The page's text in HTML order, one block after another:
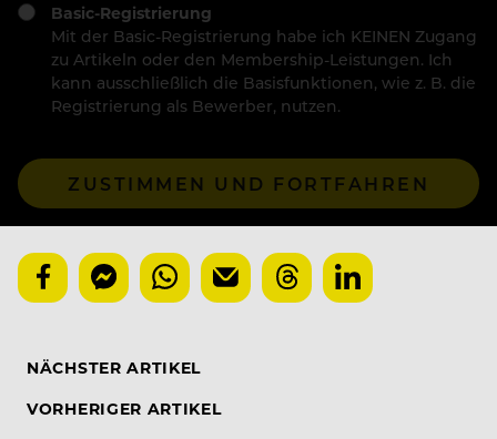
Basic-Registrierung
Mit der Basic-Registrierung habe ich KEINEN Zugang
zu Artikeln oder den Membership-Leistungen. Ich
kann ausschließlich die Basisfunktionen, wie z. B. die
Registrierung als Bewerber, nutzen.
ZUSTIMMEN UND FORTFAHREN
NÄCHSTER ARTIKEL
VORHERIGER ARTIKEL